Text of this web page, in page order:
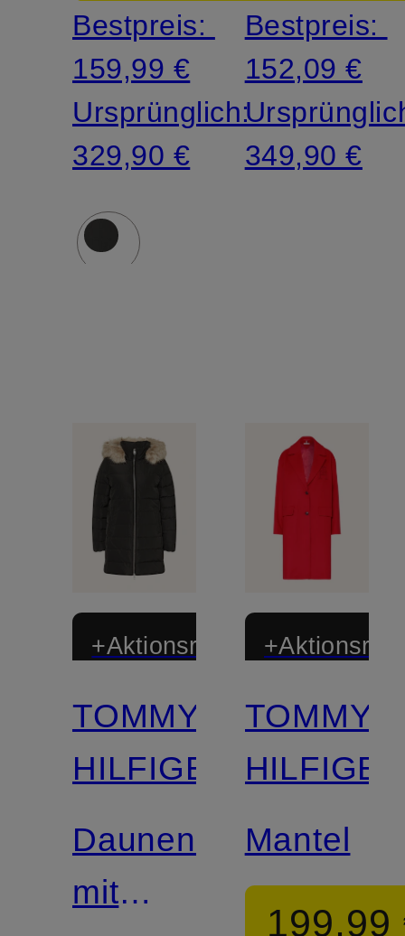
Bestpreis:
159,99 €
Ursprünglich:
329,90 €
Bestpreis:
152,09 €
349,90 €
+Aktionsrabatt
TOMMY
HILFIGER
Daunenmantel
mit
TOMMY
Mantel
199,99